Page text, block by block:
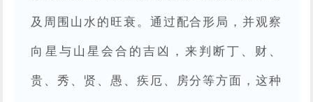
及周围山水的旺衰。通过配合形局，并观察
向星与山星会合的吉凶，来判断丁、财、
贵、秀、贤、愚、疾厄、房分等方面，这种